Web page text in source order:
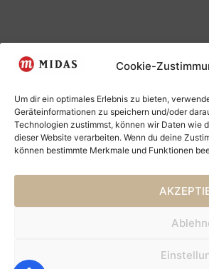
Cookie-
Um dir ein optimales Erlebnis zu bieten,
Geräteinformationen zu speichern und/oder
Technologien zustimmst, können wir Daten wie
dieser Website verarbeiten. Wenn du deine
können bestimmte Merkmale und Funktionen